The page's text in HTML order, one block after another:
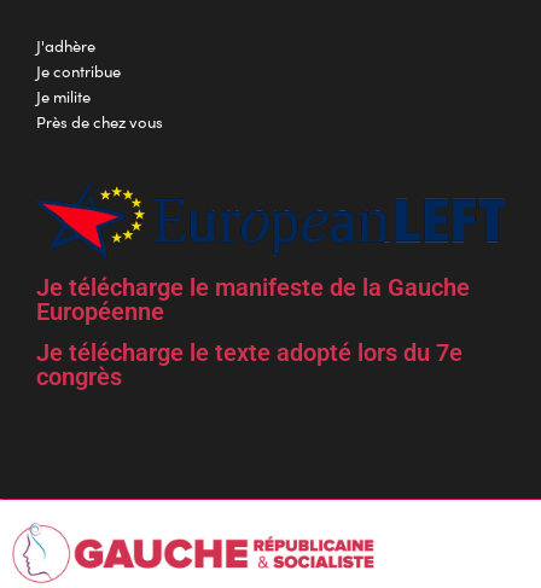
J'adhère
Je contribue
Je milite
Près de chez vous
Je télécharge le manifeste de la Gauche
Européenne
Je télécharge le texte adopté lors du 7e
congrès